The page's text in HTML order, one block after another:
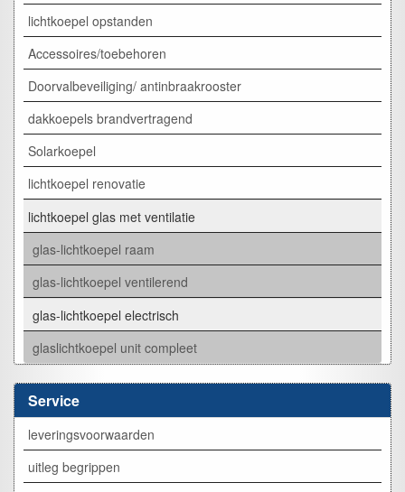
lichtkoepel opstanden
Accessoires/toebehoren
Doorvalbeveiliging/ antinbraakrooster
dakkoepels brandvertragend
Solarkoepel
lichtkoepel renovatie
lichtkoepel glas met ventilatie
glas-lichtkoepel raam
glas-lichtkoepel ventilerend
glas-lichtkoepel electrisch
glaslichtkoepel unit compleet
Service
leveringsvoorwaarden
uitleg begrippen